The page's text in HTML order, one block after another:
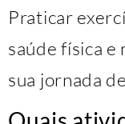
Praticar
saúde física e
sua jornada